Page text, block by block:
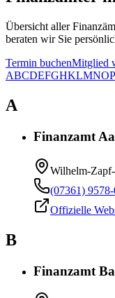
Übersicht aller
beraten wir Sie
Termin buchenMitglied
ABCDEFGHKLMNOP
A
Finanzamt
Wilhelm-
(07361)
Offizielle
B
Finanzamt